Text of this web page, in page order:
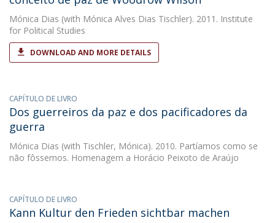
Mónica Dias (with Mónica Alves Dias Tischler). 2011. Institute
for Political Studies
DOWNLOAD AND MORE DETAILS
CAPÍTULO DE LIVRO
Dos guerreiros da paz e dos pacificadores da
guerra
Mónica Dias (with Tischler, Mónica). 2010. Partíamos como se
não fôssemos. Homenagem a Horácio Peixoto de Araújo
CAPÍTULO DE LIVRO
Kann Kultur den Frieden sichtbar machen